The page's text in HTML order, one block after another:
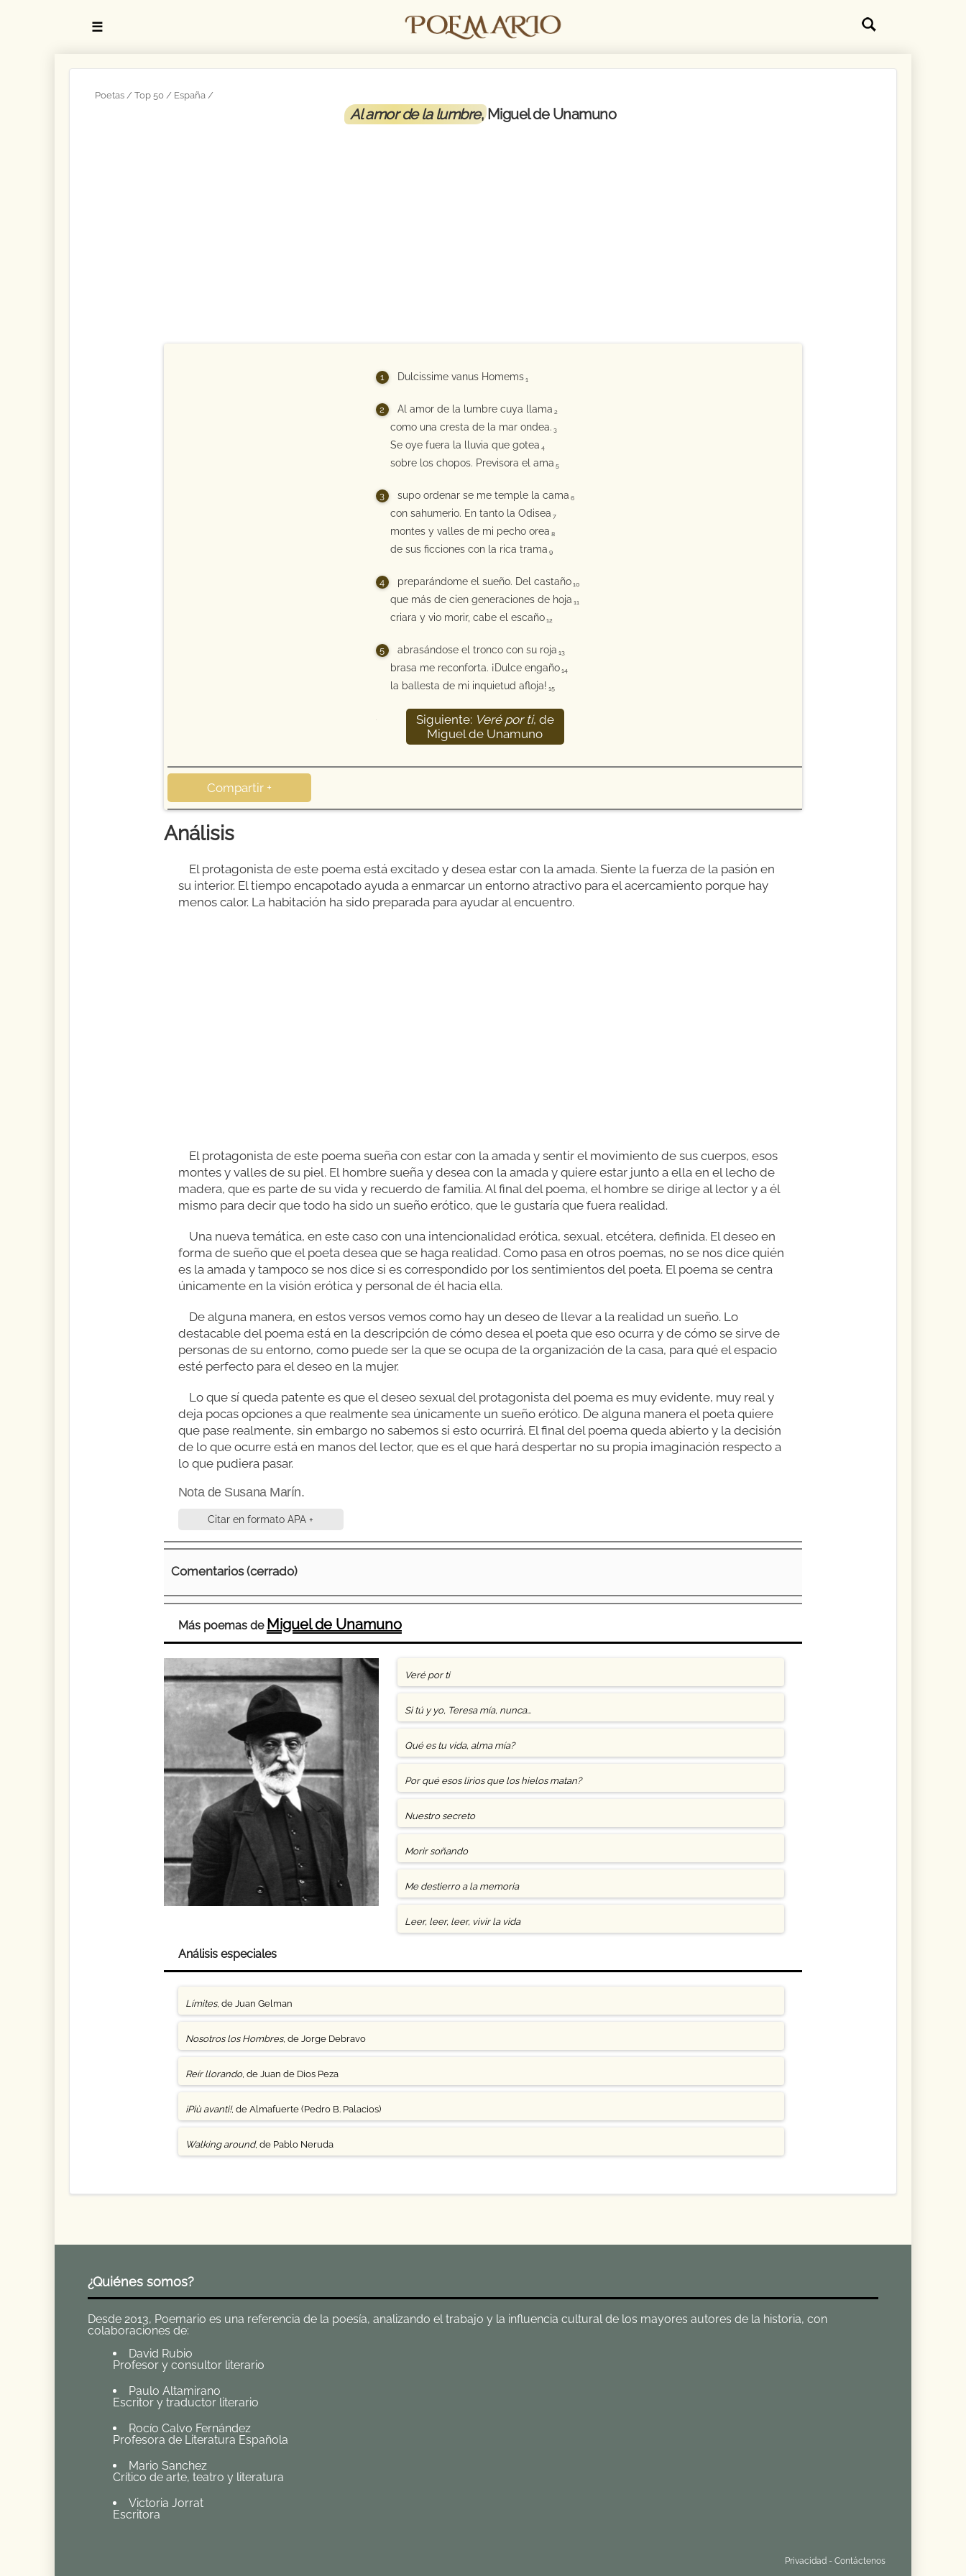
☰
Poetas Top 50 España
Al amor de la lumbre, Miguel de Unamuno
Dulcissime vanus Homems 1
Al amor de la lumbre cuya llama 2
como una cresta de la mar ondea. 3
Se oye fuera la lluvia que gotea 4
sobre los chopos. Previsora el ama 5
supo ordenar se me temple la cama 6
con sahumerio. En tanto la Odisea 7
montes y valles de mi pecho orea 8
de sus ficciones con la rica trama 9
preparándome el sueño. Del castaño 10
que más de cien generaciones de hoja 11
criara y vio morir, cabe el escaño 12
abrasándose el tronco con su roja 13
brasa me reconforta. ¡Dulce engaño 14
la ballesta de mi inquietud afloja! 15
Siguiente: Veré por ti, de
Miguel de Unamuno
Compartir +
Análisis
El protagonista de este poema está excitado y desea estar con la amada. Siente la fuerza de la pasión en
su interior. El tiempo encapotado ayuda a enmarcar un entorno atractivo para el acercamiento porque hay
menos calor. La habitación ha sido preparada para ayudar al encuentro.
El protagonista de este poema sueña con estar con la amada y sentir el movimiento de sus cuerpos, esos
montes y valles de su piel. El hombre sueña y desea con la amada y quiere estar junto a ella en el lecho de
madera, que es parte de su vida y recuerdo de familia. Al final del poema, el hombre se dirige al lector y a él
mismo para decir que todo ha sido un sueño erótico, que le gustaría que fuera realidad.
Una nueva temática, en este caso con una intencionalidad erótica, sexual, etcétera, definida. El deseo en
forma de sueño que el poeta desea que se haga realidad. Como pasa en otros poemas, no se nos dice quién
es la amada y tampoco se nos dice si es correspondido por los sentimientos del poeta. El poema se centra
únicamente en la visión erótica y personal de él hacia ella.
De alguna manera, en estos versos vemos como hay un deseo de llevar a la realidad un sueño. Lo
destacable del poema está en la descripción de cómo desea el poeta que eso ocurra y de cómo se sirve de
personas de su entorno, como puede ser la que se ocupa de la organización de la casa, para qué el espacio
esté perfecto para el deseo en la mujer.
Lo que sí queda patente es que el deseo sexual del protagonista del poema es muy evidente, muy real y
deja pocas opciones a que realmente sea únicamente un sueño erótico. De alguna manera el poeta quiere
que pase realmente, sin embargo no sabemos si esto ocurrirá. El final del poema queda abierto y la decisión
de lo que ocurre está en manos del lector, que es el que hará despertar no su propia imaginación respecto a
lo que pudiera pasar.
Nota de Susana Marín.
Citar en formato APA +
Comentarios (cerrado)
Más poemas de Miguel de Unamuno
Veré por ti
Si tú y yo, Teresa mía, nunca…
Qué es tu vida, alma mía?
Por qué esos lirios que los hielos matan?
Nuestro secreto
Morir soñando
Me destierro a la memoria
Leer, leer, leer, vivir la vida
Análisis especiales
Límites, de Juan Gelman
Nosotros los Hombres, de Jorge Debravo
Reír llorando, de Juan de Dios Peza
¡Più avanti!, de Almafuerte (Pedro B. Palacios)
Walking around, de Pablo Neruda
¿Quiénes somos?
Desde 2013, Poemario es una referencia de la poesía, analizando el trabajo y la influencia cultural de los mayores autores de la historia, con
colaboraciones de:
David Rubio
Profesor y consultor literario
Paulo Altamirano
Escritor y traductor literario
Rocío Calvo Fernández
Profesora de Literatura Española
Mario Sanchez
Crítico de arte, teatro y literatura
Victoria Jorrat
Escritora
Privacidad -Contáctenos